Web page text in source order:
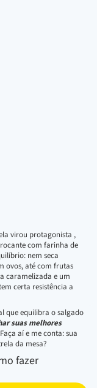
virou protagonista ,
com farinha de
nem seca
ovos, até com frutas
caramelizada e um
certa resistência a
que equilibra o salgado
suas melhores
aí e me conta: sua
da mesa?
fazer